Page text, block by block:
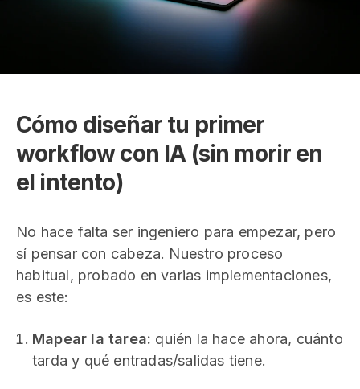
Cómo diseñar tu primer
workflow con IA (sin morir en
el intento)
No hace falta ser ingeniero para empezar, pero
sí pensar con cabeza. Nuestro proceso
habitual, probado en varias implementaciones,
es este:
Mapear la tarea: quién la hace ahora, cuánto
tarda y qué entradas/salidas tiene.